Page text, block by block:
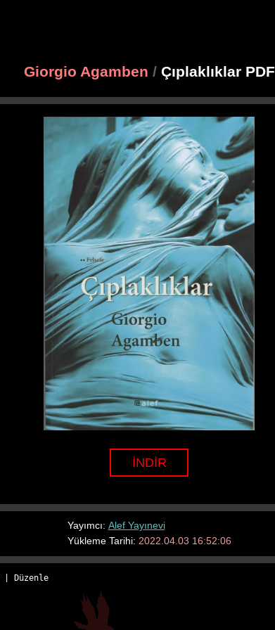
Giorgio Agamben /Çıplaklıklar PDF
İNDİR
Yayımcı: Alef Yayınevi
Yükleme Tarihi: 2022.04.03 16:52:06
Düzenle